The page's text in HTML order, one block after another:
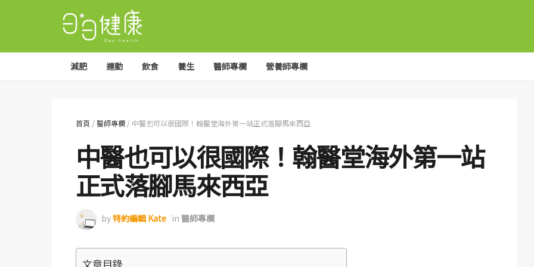
減肥 運動 飲食 養生 醫師專欄 營養師專欄
首頁 /醫師專欄 / 中醫也可以很國際！翰醫堂海外第一站正式落腳馬來西亞
中醫也可以很國際！翰醫堂海外第一站
正式落腳馬來西亞
by特約編輯 Kate in 醫師專欄
文章目錄